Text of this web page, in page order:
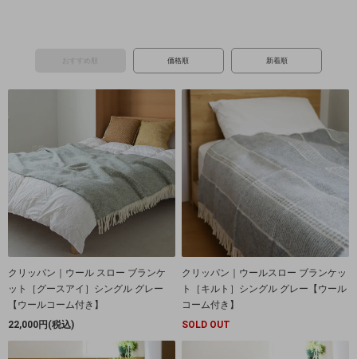
おすすめ順 価格順 新着順
クリッパン｜ウール スロー ブランケ
ット［グースアイ］シングル グレー
【ウールコーム付き】
22,000円(税込)
クリッパン｜ウールスロー ブランケッ
ト［キルト］シングル グレー【ウール
コーム付き】
SOLD OUT